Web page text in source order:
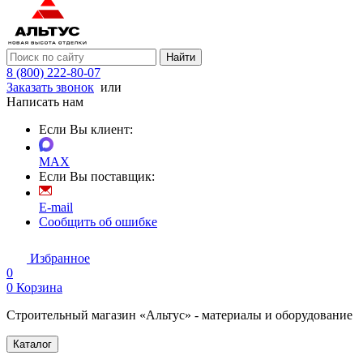
Найти
8 (800) 222-80-07
Заказать звонок или
Написать нам
Если Вы клиент:
MAX
Если Вы поставщик:
E-mail
Сообщить об ошибке
Избранное
0
0 Корзина
Строительный магазин «Альтус» - материалы и оборудование
Каталог